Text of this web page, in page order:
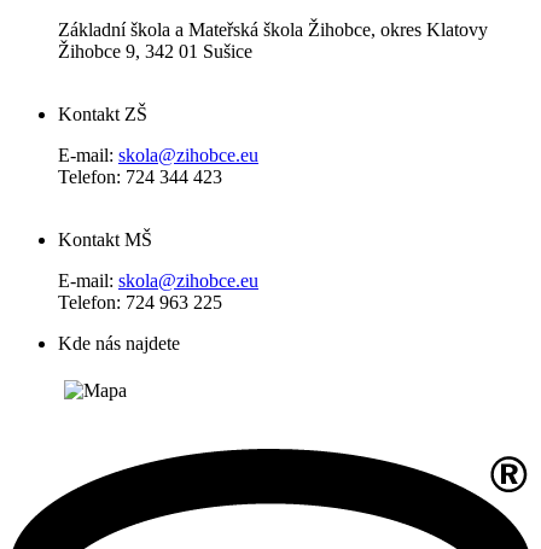
Základní škola a Mateřská škola Žihobce, okres Klatovy
Žihobce 9, 342 01 Sušice
Kontakt ZŠ
E-mail: skola@zihobce.eu
Telefon: 724 344 423
Kontakt MŠ
E-mail: skola@zihobce.eu
Telefon: 724 963 225
Kde nás najdete